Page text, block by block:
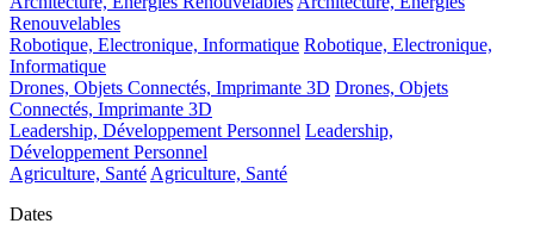
Renouvelables
Robotique, Electronique, Informatique Robotique, Electronique,
Informatique
Drones, Objets Connectés, Imprimante 3D Drones, Objets
Connectés, Imprimante 3D
Leadership, Développement Personnel Leadership,
Développement Personnel
Agriculture, Santé Agriculture, Santé
Dates